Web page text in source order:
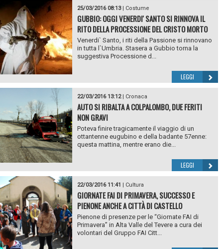
25/03/2016 08:13| Costume
GUBBIO: OGGI VENERDI' SANTO SI RINNOVA IL
RITO DELLA PROCESSIONE DEL CRISTO MORTO
Venerdi` Santo, i riti della Passione si rinnovano
in tutta l`Umbria. Stasera a Gubbio torna la
suggestiva Processione d...
LEGGI
22/03/2016 13:12| Cronaca
AUTO SI RIBALTA A COLPALOMBO, DUE FERITI
NON GRAVI
Poteva finire tragicamente il viaggio di un
ottantenne eugubino e della badante 57enne:
questa mattina, mentre erano die...
LEGGI
22/03/2016 11:41 Cultura
GIORNATE FAI DI PRIMAVERA, SUCCESSO E
PIENONE ANCHE A CITTÀ DI CASTELLO
Pienone di presenze per le “Giornate FAI di
Primavera” in Alta Valle del Tevere a cura dei
volontari del Gruppo FAI Citt...